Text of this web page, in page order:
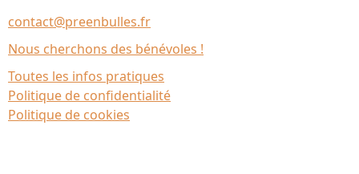
contact@preenbulles.fr
Nous cherchons des bénévoles !
Toutes les infos pratiques
Politique de confidentialité
Politique de cookies